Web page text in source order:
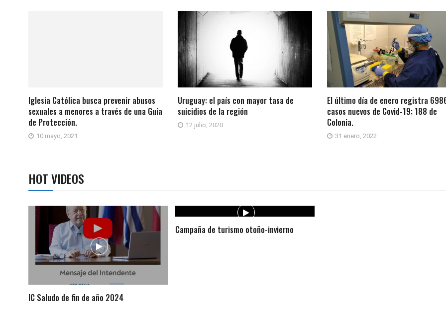
Iglesia Católica busca prevenir abusos
sexuales a menores a través de una Guía
de Protección.
10 mayo, 2021
Uruguay: el país con mayor tasa de
suicidios de la región
12 julio, 2020
El último día de enero registra
casos nuevos de Covid-19; 188 de
Colonia.
31 enero, 2022
HOT VIDEOS
IC Saludo de fin de año 2024
Campaña de turismo otoño-invierno